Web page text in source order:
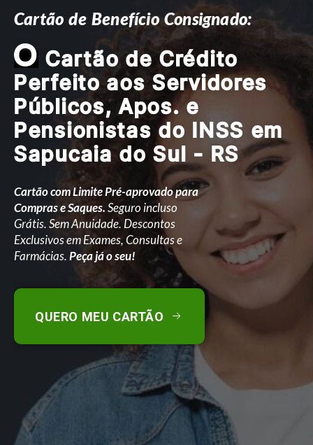
Cartão de Benefício Consignado:
O Cartão de Crédito
Perfeito aos Servidores
Públicos, Apos. e
Pensionistas do INSS em
Sapucaia do Sul - RS
Cartão com Limite Pré-aprovado para
Compras e Saques.Seguro incluso
Grátis. Sem Anuidade. Descontos
Exclusivos em Exames, Consultas e
Farmácias.Peça já o seu!
QUERO MEU CARTÃO